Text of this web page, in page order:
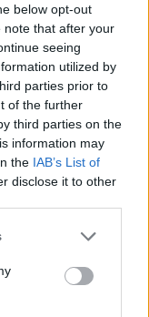
below opt-out
note that after your
seeing
utilized by
parties prior to
of the further
third parties on the
information may
the IAB’s List of
disclose it to other
or more Google
You may click to
party tags to
in below Google
full hybrid e